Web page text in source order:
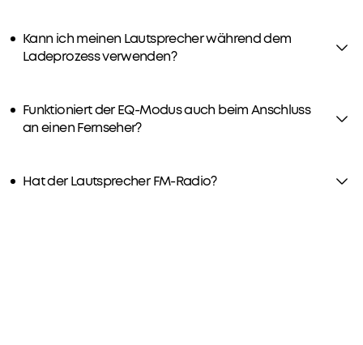
Kann ich meinen Lautsprecher während dem
Ladeprozess verwenden?
Funktioniert der EQ-Modus auch beim Anschluss
an einen Fernseher?
Hat der Lautsprecher FM-Radio?